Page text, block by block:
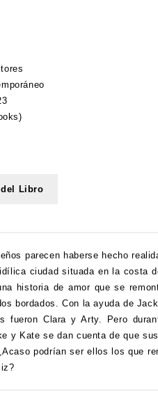
del Libro
parecen haberse hecho
ciudad situada en la costa
historia de amor que se
bordados. Con la ayuda de
fueron Clara y Arty. Pero
y Kate se dan cuenta de que
podrían ser ellos los que